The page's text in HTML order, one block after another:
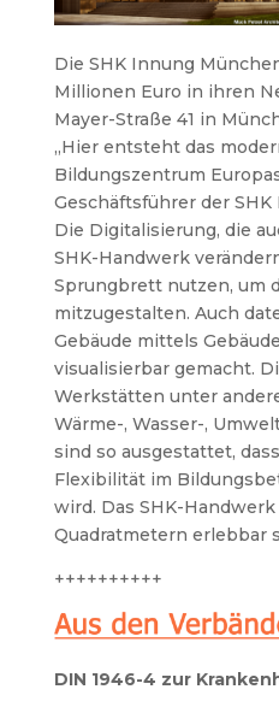
Die SHK Innung
Millionen Euro in ihren
Mayer-Straße 41 in
„Hier entsteht das
Bildungszentrum
Geschäftsführer der
Die Digitalisierung, die
SHK-Handwerk
Sprungbrett nutzen, um
mitzugestalten. Auch
Gebäude mittels
visualisierbar gemacht.
Werkstätten unter
Wärme-, Wasser-,
sind so ausgestattet,
Flexibilität im
wird. Das SHK-
Quadratmetern erlebbar
++++++++++
DIN 1946-4 zur